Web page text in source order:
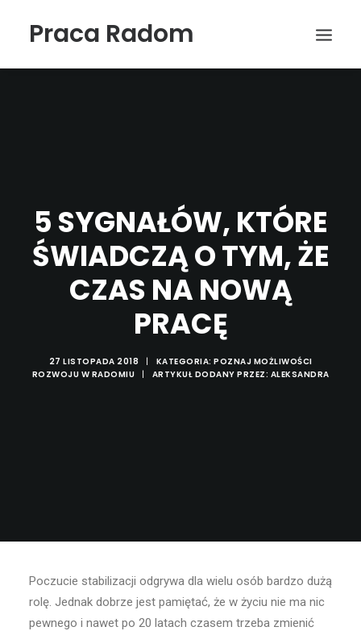
Praca Radom
Wyszukiwanie
5 SYGNAŁÓW, KTÓRE
ŚWIADCZĄ O TYM, ŻE
CZAS NA NOWĄ
PRACĘ
27 LISTOPADA 2018 | KATEGORIA: POZNAJ MOŻLIWOŚCI
ROZWOJU W RADOMIU
| ARTYKUŁ DODANY PRZEZ: ALEKSANDRA
Poczucie stabilizacji odgrywa dla wielu osób bardzo dużą
rolę. Jednak dobrze jest pamiętać, że w życiu nie ma nic
pewnego i nawet po 20 latach czasem trzeba zmienić